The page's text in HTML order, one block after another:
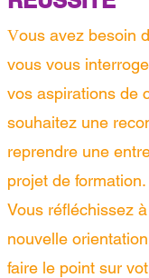
Vous avez besoin
vous vous
vos aspirations de
souhaitez une
reprendre une
projet de formation.
Vous réfléchissez
nouvelle
faire le point sur